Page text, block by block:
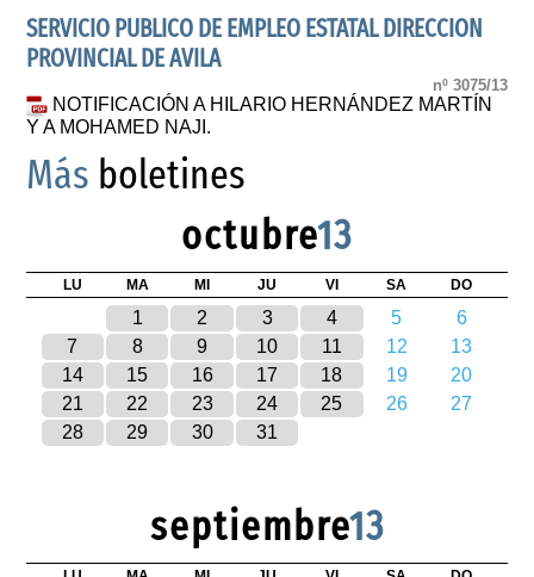
SERVICIO PUBLICO DE EMPLEO ESTATAL DIRECCION
PROVINCIAL DE AVILA
nº 3075/13
NOTIFICACIÓN A HILARIO HERNÁNDEZ MARTÍN
Y A MOHAMED NAJI.
Más boletines
octubre13
LU MA MI JU VI SA DO
1 2 3 4 5
6
7
8 9 10 11 12
13
14
15 16 17 18 19
20
21
22 23 24 25 26
27
28
29 30 31
septiembre13